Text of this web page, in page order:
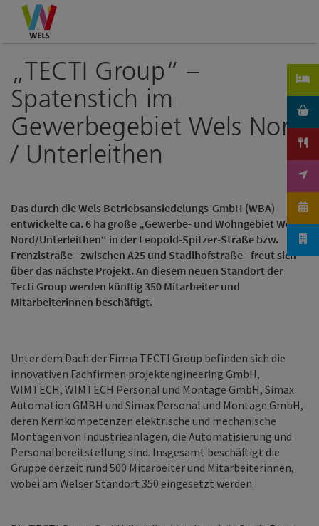
Zum Inhalt
Zur Navigation
Zum Seitenanfang
„TECTI Group“ –
Spatenstich im
Gewerbegebiet Wels Nord
/ Unterleithen
Das durch die Wels Betriebsansiedelungs-GmbH (WBA)
entwickelte ca. 6 ha große „Gewerbe- und Wohngebiet Wels
Nord/Unterleithen“ in der Leopold-Spitzer-Straße bzw.
Frenzlstraße - zwischen A25 und Stadlhofstraße - freut sich
über das nächste Projekt. An diesem neuen Standort der
Tecti Group werden künftig 350 Mitarbeiter und
Mitarbeiterinnen beschäftigt.
Unter dem Dach der Firma TECTI Group befinden sich die
innovativen Fachfirmen projektengineering GmbH,
WIMTECH, WIMTECH Personal und Montage GmbH, Simax
Automation GMBH und Simax Personal und Montage GmbH,
deren Kernkompetenzen elektrische und mechanische
Montagen von Industrieanlagen, die Automatisierung und
Personalbereitstellung sind. Insgesamt beschäftigt die
Gruppe derzeit rund 500 Mitarbeiter und Mitarbeiterinnen,
wobei am Welser Standort 350 eingesetzt werden.